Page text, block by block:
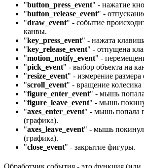
"button_press_event" - нажатие
"button_release_event" -
"draw_event" - событие
канвы.
"key_press_event" - нажата
"key_release_event" - отпущена
"motion_notify_event" -
"pick_event" - выбор объекта на
"resize_event" - измерение
"scroll_event" - вращение
"figure_enter_event" - мышь
"figure_leave_event" - мышь
"axes_enter_event" - мышь попала
(графика).
"axes_leave_event" - мышь
(графика).
"close_event" - закрытие фигуры.